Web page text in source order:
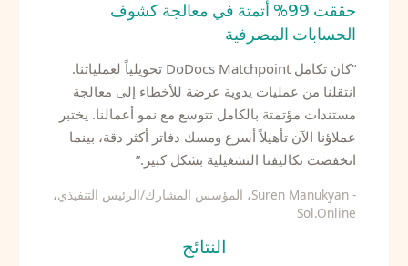
حققت 99% أتمتة في معالجة كشوف
الحسابات المصرفية
“
كان تكامل DoDocs Matchpoint تحويلياً لعملياتنا.
انتقلنا من عمليات يدوية عرضة للأخطاء إلى معالجة
مستندات مؤتمتة بالكامل تتوسع مع نمو أعمالنا. يختبر
عملاؤنا الآن تأهيلاً أسرع ومسك دفاتر أكثر دقة، بينما
انخفضت تكاليفنا التشغيلية بشكل كبير.”
- Suren Manukyan، المؤسس المشارك/الرئيس التنفيذي،
Sol.Online
النتائج